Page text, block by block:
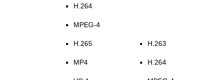
H.264
MPEG-4
H.265
MP4
H.263
H.264